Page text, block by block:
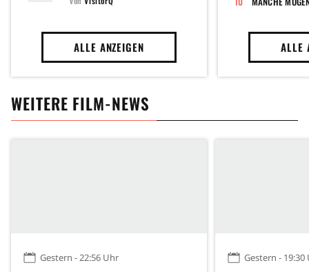
ALLE ANZEIGEN ALLE
WEITERE FILM-NEWS
Gestern - 22:56 Uhr Gestern - 19:30